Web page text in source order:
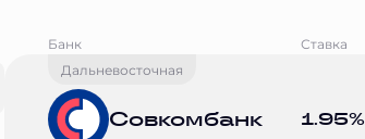
Банк Ставка
Дальневосточная
Совкомбанк 1.95%